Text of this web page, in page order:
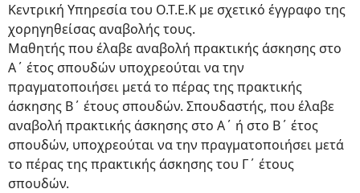
Κεντρική Υπηρεσία του Ο.Τ.Ε.Κ με σχετικό έγγραφο της
χορηγηθείσας αναβολής τους.
Μαθητής που έλαβε αναβολή πρακτικής άσκησης στο
Α΄ έτος σπουδών υποχρεούται να την
πραγματοποιήσει μετά το πέρας της πρακτικής
άσκησης Β΄ έτους σπουδών. Σπουδαστής, που έλαβε
αναβολή πρακτικής άσκησης στο Α΄ ή στο Β΄ έτος
σπουδών, υποχρεούται να την πραγματοποιήσει μετά
το πέρας της πρακτικής άσκησης του Γ΄ έτους
σπουδών.